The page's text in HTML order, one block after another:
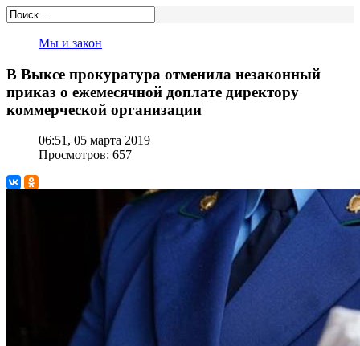
Мы и закон
В Выксе прокуратура отменила незаконный
приказ о ежемесячной доплате директору
коммерческой организации
06:51, 05 марта 2019
Просмотров: 657